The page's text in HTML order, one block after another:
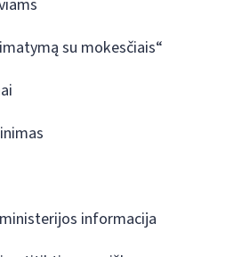
su mokesčiais“
informacija